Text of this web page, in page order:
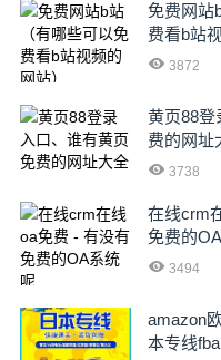
免费网站
费看b站
3872
黄页88登
费的网址
3738
在线crm
免费的
3494
amazon
本专线fba